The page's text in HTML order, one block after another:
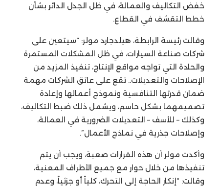
خفض التكاليف والعمالة، في ظل الجدل الدائر بشأن
خطط التقشف في القطاع.
وقالت رئيسة الرابطة، هيلدجارد مولر: “سيتعين على
شركات صناعة السيارات، في ظل المشكلات المستمرة
والحادة التي تواجه مواقع الإنتاج، تنفيذ المزيد من
الإصلاحات والتعديلات.. تقع على عاتق الشركات مهمة
ضمان قدرتها التنافسية ونموذج أعمالها وإعادة
تصميمهما بشكل حاسم، ويشمل ذلك ضبط التكاليف،
وكذلك – للأسف – التعديلات الضرورية في العمالة،
وإصلاحات جذرية في نماذج الأعمال”.
وأكدت مولر أن هذه القرارات صعبة، ويجب أن يتم
تنفيذها من خلال حوار مع جميع الأطراف المعنية،
وقالت: “إنكار الحاجة إلى التحرك، كلياً أو جزئياً، وعدم